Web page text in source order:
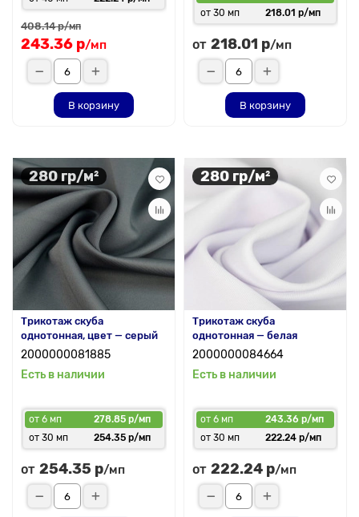
408.14 р/мп
243.36 р/мп
В корзину
от 30 мп 218.01 р/мп
от 218.01 р/мп
В корзину
280 гр/м²
Трикотаж скуба
однотонная, цвет — серый
2000000081885
Есть в наличии
от 6 мп
278.85 р/мп
от 30 мп
254.35 р/мп
от 254.35 р/мп
280 гр/м²
Трикотаж скуба
однотонная — белая
2000000084664
Есть в наличии
от 6 мп
243.36 р/мп
от 30 мп
222.24 р/мп
от 222.24 р/мп